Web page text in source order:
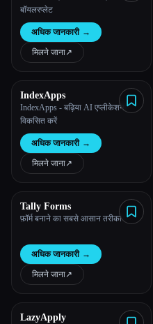
हमारे बारे में
बॉयलरप्लेट
अधिक जानकारी →
मिलने जाना↗︎
IndexApps
IndexApps - बढ़िया AI एप्लीकेशन
विकसित करें
अधिक जानकारी →
मिलने जाना↗︎
Tally Forms
फ़ॉर्म बनाने का सबसे आसान तरीका
अधिक जानकारी →
मिलने जाना↗︎
LazyApply